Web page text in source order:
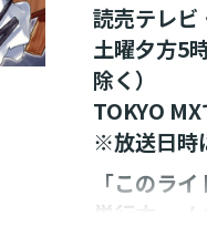
読売テレビ
土曜夕方5
除く）
TOKYO
※放送日時
「このラ
単行本・ノ